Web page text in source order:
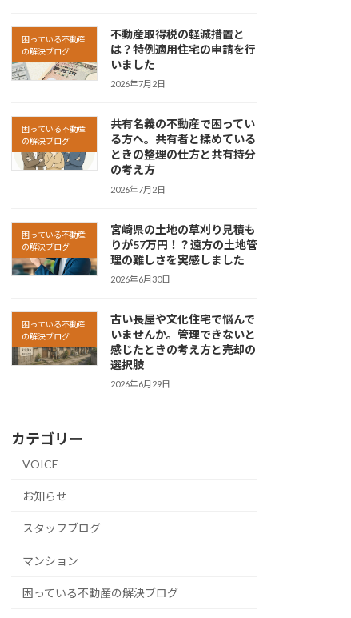
困っている不動産
の解決ブログ
不動産取得税の軽減措置と
は？特例適用住宅の申請を行
いました
2026年7月2日
困っている不動産
の解決ブログ
共有名義の不動産で困ってい
る方へ。共有者と揉めている
ときの整理の仕方と共有持分
の考え方
2026年7月2日
困っている不動産
の解決ブログ
宮崎県の土地の草刈り見積も
りが57万円！？遠方の土地管
理の難しさを実感しました
2026年6月30日
困っている不動産
の解決ブログ
古い長屋や文化住宅で悩んで
いませんか。管理できないと
感じたときの考え方と売却の
選択肢
2026年6月29日
カテゴリー
VOICE
お知らせ
スタッフブログ
マンション
困っている不動産の解決ブログ